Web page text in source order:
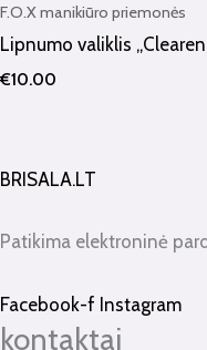
F.O.X manikiūro priemonės
Lipnumo valiklis
€10.00
BRISALA.LT
Patikima elektroninė
Facebook-f Instagram
kontaktai